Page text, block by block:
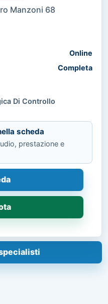
Manzoni 68
Online
Completa
Di Controllo
scheda
prestazione e